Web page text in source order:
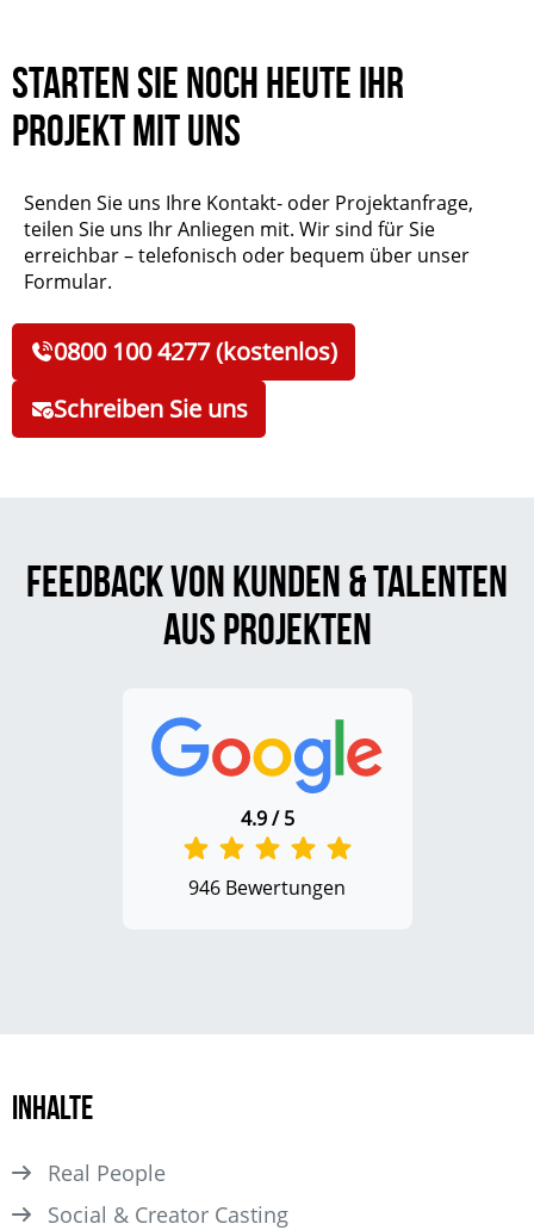
Starten Sie noch heute Ihr
Projekt mit uns
Senden Sie uns Ihre Kontakt- oder Projektanfrage,
teilen Sie uns Ihr Anliegen mit. Wir sind für Sie
erreichbar – telefonisch oder bequem über unser
Formular.
0800 100 4277 (kostenlos)
Schreiben Sie uns
Feedback von Kunden & Talenten
aus Projekten
4.9 / 5
946 Bewertungen
Inhalte
Real People
Social & Creator Casting